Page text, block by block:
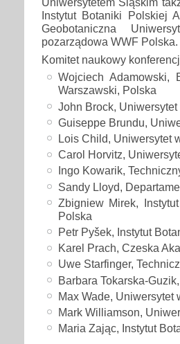
Instytut Botaniki Polskiej
Geobotaniczna
pozarządowa WWF Polska.
Komitet naukowy
Wojciech Adamowski,
Warszawski, Polska
John Brock,
Guiseppe Brundu,
Lois Child, Uniwersytet
Carol Horvitz,
Ingo Kowarik,
Sandy Lloyd,
Zbigniew Mirek,
Polska
Petr Pyšek, Instytut
Karel Prach, Czeska
Uwe Starfinger,
Barbara Tokarska-
Max Wade, Uniwersytet
Mark Williamson,
Maria Zając, Instytut